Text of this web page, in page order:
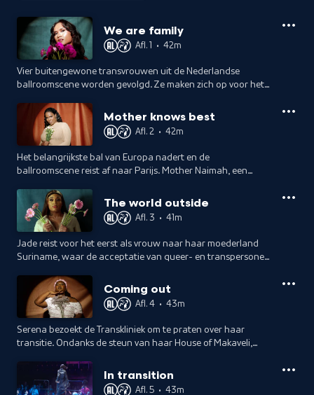
We are family
Afl. 1 • 42m
Vier buitengewone transvrouwen uit de Nederlandse
ballroomscene worden gevolgd. Ze maken zich op voor het
debuut maakt als dragqueen.Mother knows best
Afl. 2 • 42m
Het belangrijkste bal van Europa nadert en de
ballroomscene reist af naar Parijs. Mother Naimah, een
eerst in vijf jaar weer optreden.The world outside
Afl. 3 • 41m
Jade reist voor het eerst als vrouw naar haar moederland
Suriname, waar de acceptatie van queer- en transpersonen
Coming out
Afl. 4 • 43m
Serena bezoekt de Transkliniek om te praten over haar
transitie. Ondanks de steun van haar House of Makaveli,
Babymoon gaat haar eerste bh kopen.
In transition
Afl. 5 • 43m